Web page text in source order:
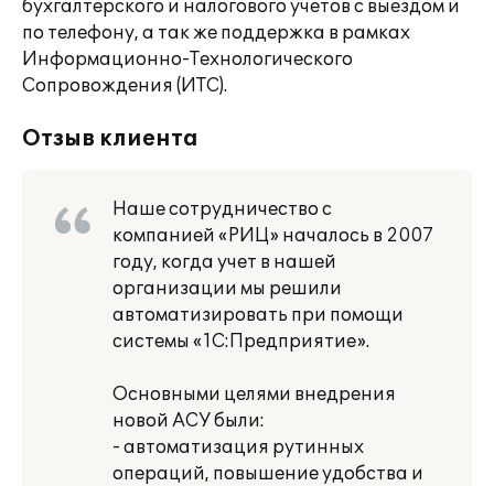
бухгалтерского и налогового учетов с выездом и
по телефону, а так же поддержка в рамках
Информационно-Технологического
Сопровождения (ИТС).
Отзыв клиента
Наше сотрудничество с
компанией «РИЦ» началось в 2007
году, когда учет в нашей
организации мы решили
автоматизировать при помощи
системы «1С:Предприятие».
Основными целями внедрения
новой АСУ были:
- автоматизация рутинных
операций, повышение удобства и